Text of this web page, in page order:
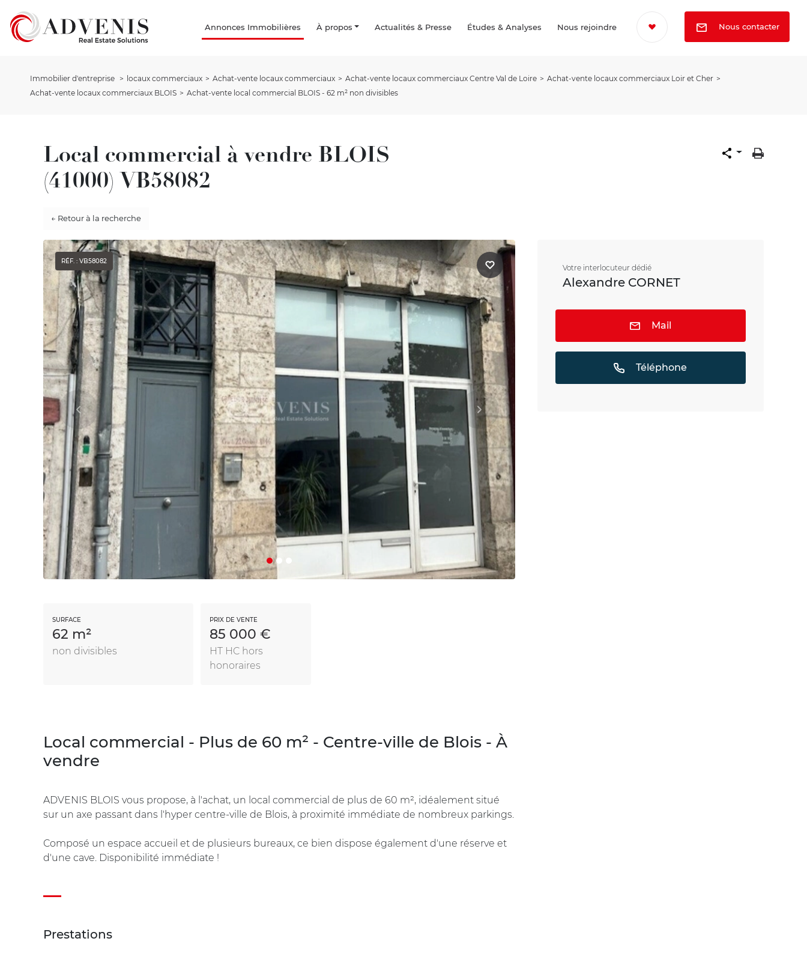
Annonces Immobilières À propos Actualités & Presse Études & Analyses Nous rejoindre Nous contacter
Immobilier d'entreprise locaux commerciaux Achat-vente locaux commerciaux Achat-vente locaux commerciaux Centre Val de Loire
Achat-vente locaux commerciaux Loir et Cher
Achat-vente locaux commerciaux BLOIS
Achat-vente local commercial BLOIS - 62 m² non divisibles
Local commercial à vendre BLOIS
(41000) VB58082
← Retour à la recherche
RÉF. : VB58082
SURFACE
62 m²
non divisibles
PRIX DE VENTE
85 000 €
HT HC hors
honoraires
Local commercial - Plus de 60 m² - Centre-ville de Blois - À
vendre
ADVENIS BLOIS vous propose, à l'achat, un local commercial de plus de 60 m², idéalement situé
sur un axe passant dans l'hyper centre-ville de Blois, à proximité immédiate de nombreux parkings.
Composé un espace accueil et de plusieurs bureaux, ce bien dispose également d'une réserve et
d'une cave. Disponibilité immédiate !
Prestations
Votre interlocuteur dédié
Alexandre CORNET
Mail
Téléphone